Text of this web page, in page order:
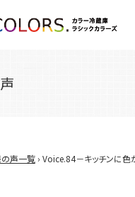
声一覧› Voice.84－キッチンに色